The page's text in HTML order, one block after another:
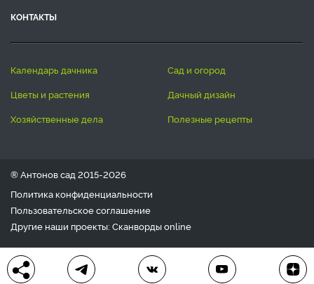
КОНТАКТЫ
календарь дачника
сад и огород
цветы и растения
дачный дизайн
хозяйственные дела
полезные рецепты
® Антонов сад 2015-2026
Политика конфиденциальности
Пользовательское соглашение
Другие наши проекты: Сканвордыonline
Любое использование материала допускается только с
письменного согласия редакции